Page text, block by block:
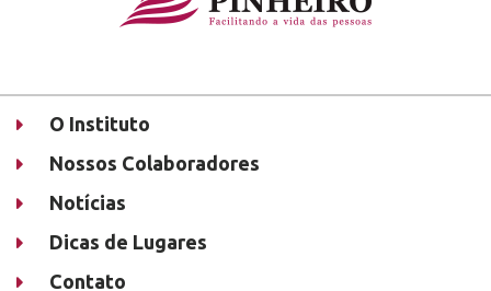
O Instituto
Nossos Colaboradores
Notícias
Dicas de Lugares
Contato